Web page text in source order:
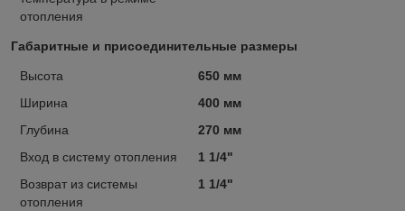
отопления
Габаритные и присоединительные размеры
Высота
650 мм
Ширина
400 мм
Глубина
270 мм
Вход в систему отопления
1 1/4"
Возврат из системы
отопления
1 1/4"